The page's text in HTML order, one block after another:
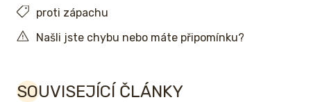
proti zápachu
Našli jste chybu nebo máte připomínku?
SOUVISEJÍCÍ ČLÁNKY